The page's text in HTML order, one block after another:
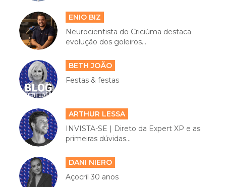
ENIO BIZ
Neurocientista do Criciúma destaca
evolução dos goleiros...
BETH JOÃO
Festas & festas
ARTHUR LESSA
INVISTA-SE | Direto da Expert XP e as
primeiras dúvidas...
DANI NIERO
Açocril 30 anos